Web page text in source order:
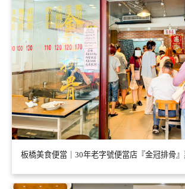
板橋美食便當｜30年老字號便當店『金冠排骨